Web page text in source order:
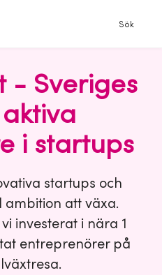
Sök
- Sveriges
i startups
startups och
att växa.
investerat i nära 1
entreprenörer på